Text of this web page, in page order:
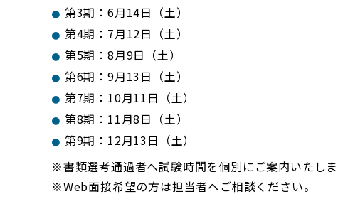
第3期：6月14日（土）
第4期：7月12日（土）
第5期：8月9日（土）
第6期：9月13日（土）
第7期：10月11日（土）
第8期：11月8日（土）
第9期：12月13日（土）
書類選考通過者へ試験時間を個別にご案内いたしま
Web面接希望の方は担当者へご相談ください。